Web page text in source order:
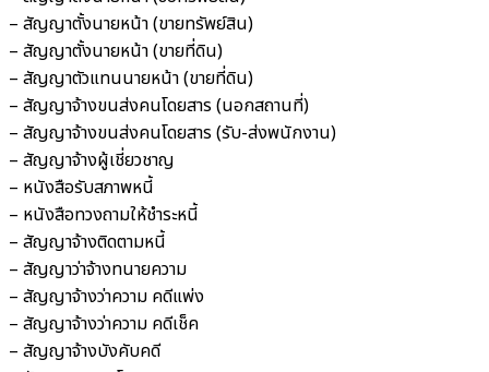
– สัญญาตั้งนายหน้า (ขายทรัพย์สิน)
– สัญญาตั้งนายหน้า (ขายที่ดิน)
– สัญญาตัวแทนนายหน้า (ขายที่ดิน)
– สัญญาจ้างขนส่งคนโดยสาร (นอกสถานที่)
– สัญญาจ้างขนส่งคนโดยสาร (รับ-ส่งพนักงาน)
– สัญญาจ้างผู้เชี่ยวชาญ
– หนังสือรับสภาพหนี้
– หนังสือทวงถามให้ชำระหนี้
– สัญญาจ้างติดตามหนี้
– สัญญาว่าจ้างทนายความ
– สัญญาจ้างว่าความ คดีแพ่ง
– สัญญาจ้างว่าความ คดีเช็ค
– สัญญาจ้างบังคับคดี